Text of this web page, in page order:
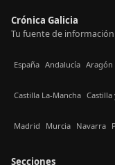
Crónica Galicia
Tu fuente de
España Andalucía Aragón
Castilla La-Mancha Castilla
Madrid Murcia Navarra
Secciones